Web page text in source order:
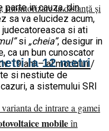
parte in cauza, din
sa va elucidez acum,
si ati
si „cheia”, desigur in
ca un bun cunoscator
19 ani – al modului /
si nestiute de
a sistemului SRI
monitorizare la distanță și
la 12 metri
de intrare a gamei
mobileîn